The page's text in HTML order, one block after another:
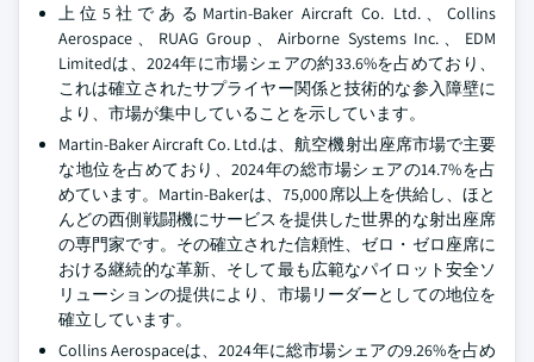
上位5社であるMartin-Baker Aircraft Co. Ltd.、Collins
Aerospace、RUAG Group、Airborne Systems Inc.、EDM
Limitedは、2024年に市場シェアの約33.6%を占めており、
これは確立されたサプライヤー関係と技術的な参入障壁に
より、市場が集中していることを示しています。
Martin-Baker Aircraft Co. Ltd.は、航空機射出座席市場で主要
な地位を占めており、2024年の総市場シェアの14.7%を占
めています。Martin-Bakerは、75,000席以上を供給し、ほと
んどの西側戦闘機にサービスを提供した世界的な射出座席
の専門家です。その確立された信頼性、ゼロ・ゼロ座席に
おける継続的な革新、そして最も広範なパイロット安全ソ
リューションの提供により、市場リーダーとしての地位を
確立しています。
Collins Aerospaceは、2024年に総市場シェアの9.26%を占め